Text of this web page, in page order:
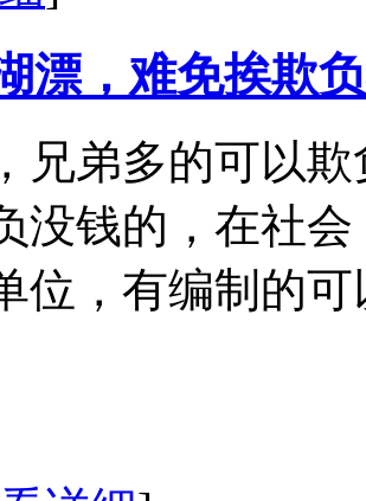
漂，难免挨欺负
兄弟多的可以
没钱的，在社
位，有编制的